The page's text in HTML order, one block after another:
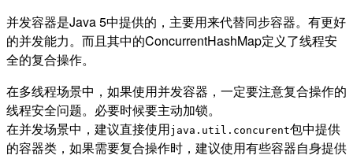
并发容器是Java 5中提供的，主要用来代替同步容器。有更好
的并发能力。而且其中的ConcurrentHashMap定义了线程安
全的复合操作。
在多线程场景中，如果使用并发容器，一定要注意复合操作的
线程安全问题。必要时候要主动加锁。
在并发场景中，建议直接使用java.util.concurent包中提供
的容器类，如果需要复合操作时，建议使用有些容器自身提供